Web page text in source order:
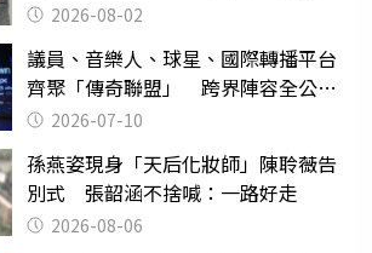
2026-08-02
議員、音樂人、球星、國際轉播平台
齊聚「傳奇聯盟」 跨界陣容全公
開 劍指亞洲新傳奇聯賽
2026-07-10
孫燕姿現身「天后化妝師」陳聆薇告
別式 張韶涵不捨喊：一路好走
2026-08-06